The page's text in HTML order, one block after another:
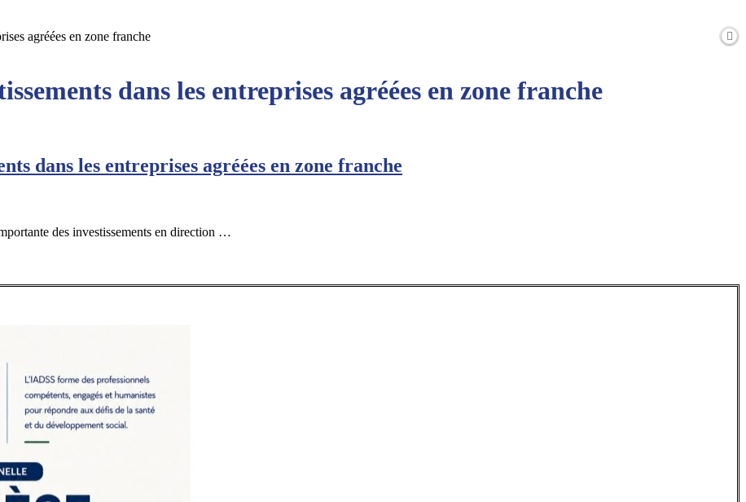
agréées en zone franche
dans les entreprises agréées en zone franche
dans les entreprises agréées en zone franche
des investissements en direction …